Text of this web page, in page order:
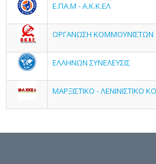
Ε.ΠΑ.Μ - Α.Κ.Κ.ΕΛ
ΟΡΓΑΝΩΣΗ ΚΟΜΜΟΥΝΙΣΤΩΝ
ΕΛΛΗΝΩΝ ΣΥΝΕΛΕΥΣΙΣ
ΜΑΡΞΙΣΤΙΚΟ -